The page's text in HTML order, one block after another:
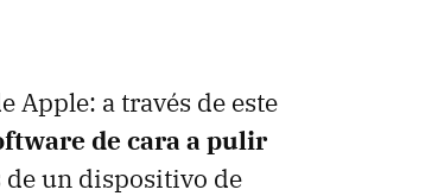
Apple: a través de este
de cara a pulir
de un dispositivo de